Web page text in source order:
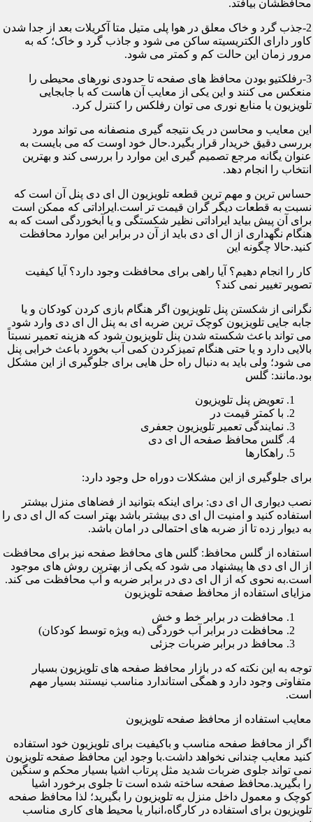
محافظشان بیافتد.
2-جذب گرد و خاک معلق در هوا پلی متیل متا آکریلات بعد از جدا شدن
کاور دارای الکتریسیته ساکن می شود و جاذب گرد و خاک؛ که به
مرور زمان این حالت کم و کمتر می شود.
3-رفلکتیو بودن محافظ های صفحه تا حدودی نورهای محیطی را
منعکس می کنند و این یکی از معایب آن هاست که با جابجایی
تلویزیون یا منابع نوری می توان رفلکس را کنترل کرد.
این معایب و محاسن در یک نتیجه گیری منصفانه می تواند مورد
بررسی دقیق خریدار قرار بگیرد.حال خود اوست که می بایست به
عنوان یگانه مرجع تصمیم گیری این موارد را بررسی کند و بهترین
انتخاب را انجام دهد.
حساس ترین و مهم ترین قطعه تلویزیون ال ای دی پنل آن است که
نسبت به قطعات دیگر گران قیمت تر است.ایراداتی که ممکن است
برای آن پیش بیاید ایراداتی نظیر شکستگی و یا آبخوردگی است که به
هنگام نگهداری از ال ای دی باید از آن در برابر این موارد محافظت
کنید.حالا چگونه این
کار را انجام دهیم؟ آیا راهی برای محافظت وجود دارد؟ آیا کیفیت
تصویر تغییر نمی کند؟
نگرانی از شکستن پنل تلویزیون اگر هنگام بازی کردن کودکان و یا
جابه جایی تلویزیون کوچک ترین ضربه ای به پنل ال ای دی وارد شود
می تواند باعث شکسته شدن پنل تلویزیون شود که هزینه تعمیر نسبتاً
بالایی دارد و یا حتی هنگام تمیزکردن کمی آب بخورد باعث خرابی پنل
می شود؛ ولی باید به دنبال راه حل هایی برای جلوگیری از این مشکل
بود.مانند: گلس
تعویض پنل تلویزیون
با کمتر قیمت در
نمایندگی تعمیر تلویزیون جعفری
گلس محافظ صفحه ال ای دی
راهکارها
برای جلوگیری از این مشکلات دوراه حل وجود دارد:
نصب دیواری ال ای دی: برای اینکه بتوانید از فضاهای منزل بیشتر
استفاده کنید و امنیت ال ای دی بیشتر باشد بهتر است که ال ای دی را
به دیوار زده تا از ضربه های احتمالی در امان باشد.
استفاده از گلس محافظ: گلس های محافظ صفحه نیز برای محافظت
از ال ای دی ها پیشنهاد می شود که یکی از بهترین روش های موجود
است.به نحوی که از ال ای دی در برابر ضربه و آب محافظت می کند.
مزایای استفاده از محافظ صفحه تلویزیون
محافظت در برابر خط و خش
محافظت در برابر آب خوردگی (به ویژه توسط کودکان)
محافظ در برابر ضربات جزئی
توجه به این نکته که در بازار محافظ صفحه های تلویزیون بسیار
متفاوتی وجود دارد و همگی استاندارد مناسب نیستند بسیار مهم
است.
معایب استفاده از محافظ صفحه تلویزیون
اگر از محافظ صفحه مناسب و باکیفیت برای تلویزیون خود استفاده
کنید معایب چندانی نخواهد داشت.با وجود این محافظ صفحه تلویزیون
نمی تواند جلوی ضربات شدید مثل پرتاب اشیا بسیار محکم و سنگین
را بگیرید.محافظ صفحه ساخته شده است تا جلوی برخورد اشیا
کوچک و معمول داخل منزل به تلویزیون را بگیرید؛ لذا محافظ صفحه
تلویزیون برای استفاده در کارگاه،انبار یا محیط های کاری مناسب